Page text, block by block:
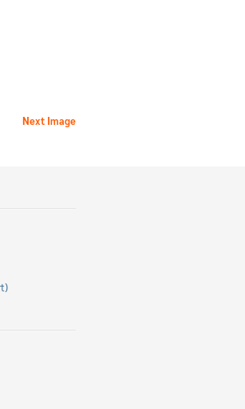
Next Image